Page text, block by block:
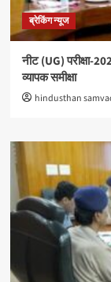
ब्रेकिंग न्यूज
नीट (UG) परीक्षा-
व्यापक समीक्षा
hindusthan